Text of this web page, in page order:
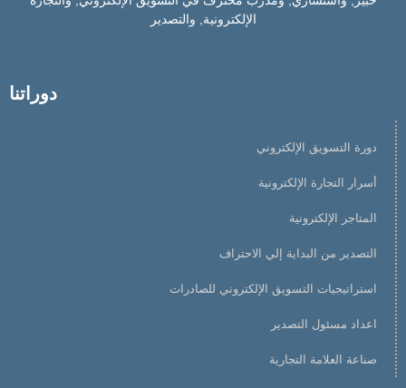
الإلكترونية, والتصدير
دوراتنا
دورة التسويق الإلكتروني
أسرار التجارة الإلكترونية
المتاجر الإلكترونية
التصدير من البداية إلي الاحتراف
استراتيجيات التسويق الإلكتروني للصادرات
اعداد مسئول التصدير
صناعة العلامة التجارية